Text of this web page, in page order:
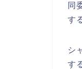
同
す
シ
す